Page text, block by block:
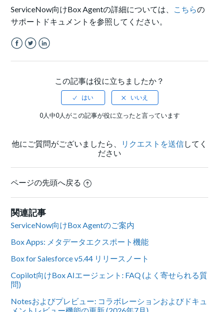
ServiceNow向けBox Agentの詳細については、 こちらの
サポートドキュメントを参照してください。
この記事は役に立ちましたか？
0人中0人がこの記事が役に立ったと言っています
他にご質問がございましたら、 リクエストを送信してく
ださい
ページの先頭へ戻る
関連記事
ServiceNow向けBox Agentのご案内
Box Apps: メタデータエクスポート機能
Box for Salesforce v5.44 リリースノート
Copilot向けBox AIエージェント: FAQ (よく寄せられる質
問)
Notesおよびプレビュー: コラボレーションおよびドキュ